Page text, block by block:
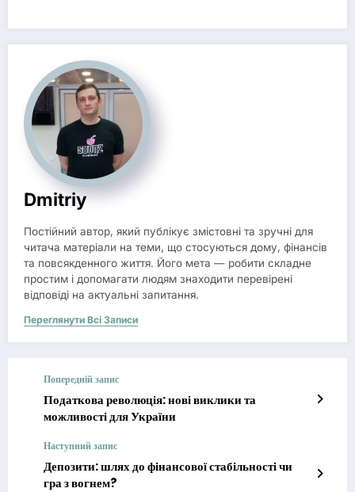
Dmitriy
Постійний автор, який публікує змістовні та зручні для
читача матеріали на теми, що стосуються дому, фінансів
та повсякденного життя. Його мета — робити складне
простим і допомагати людям знаходити перевірені
відповіді на актуальні запитання.
Переглянути Всі Записи
Попередній запис
Податкова революція: нові виклики та
можливості для України
Наступний запис
Депозити: шлях до фінансової стабільності чи
гра з вогнем?